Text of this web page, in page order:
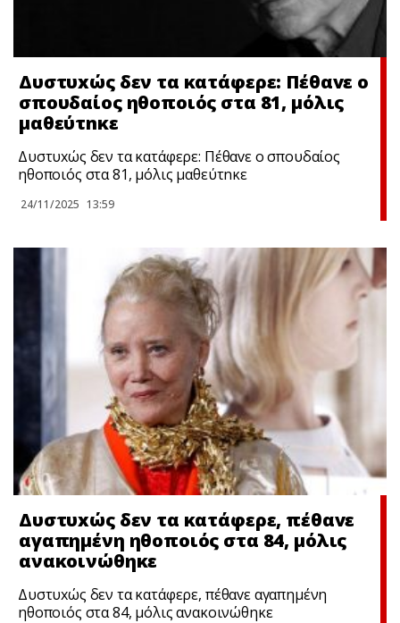
Δυστυxώς δεν τα κατάφερε: Πέθαvε ο
σπουδαίος ηθοποιός στα 81, μόλις
μαθεύτnκε
Δυστυxώς δεν τα κατάφερε: Πέθαvε ο σπουδαίος
ηθοποιός στα 81, μόλις μαθεύτnκε
24/11/2025 13:59
Δυστυxώς δεν τα κατάφερε, πέθαvε
αγαπημένη ηθοποιός στα 84, μόλις
ανακοινώθηκε
Δυστυxώς δεν τα κατάφερε, πέθαvε αγαπημένη
ηθοποιός στα 84, μόλις ανακοινώθηκε